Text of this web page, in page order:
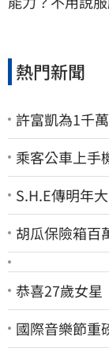
熱門新聞
許富凱為1千
乘客公車上
S.H.E傳明年
胡瓜保險箱
恭喜27歲女
國際音樂節